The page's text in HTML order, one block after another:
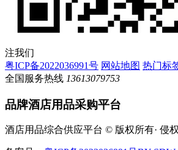
注我们
粤ICP备2022036991号 网站地图 热门标
全国服务热线 13613079753
品牌酒店用品采购平台
酒店用品综合供应平台 © 版权所有· 侵